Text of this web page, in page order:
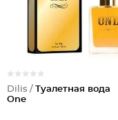
Dilis / Туалетная вода
One